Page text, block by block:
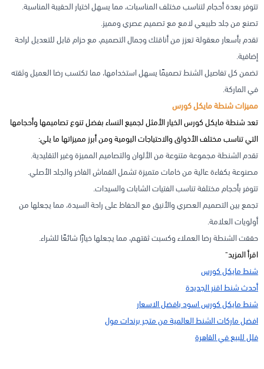
تتوفر بعدة أحجام لتناسب مختلف المناسبات، مما يسهل اختيار الحقيبة المناسبة.
تصنع من جلد طبيعي لامع مع تصميم عصري ومميز.
تقدم بأسعار معقولة تعزز من أناقتك وجمال التصميم، مع حزام قابل للتعديل لراحة
إضافية.
تضمن كل تفاصيل الشنط تصميمًا يسهل استخدامها، مما تكتسب رضا العميل وثقته
في الماركة.
مميزات شنطة مايكل كورس
تعد شنطة مايكل كورس الخيار الأمثل لجميع النساء بفضل تنوع تصاميمها وأحجامها
التي تناسب مختلف الأذواق والاحتياجات اليومية ومن أبرز مميزاتها ما يلي:
تقدم الشنطة مجموعة متنوعة من الألوان والتصاميم المميزة وغير التقليدية.
مصنوعة بكفاءة عالية من خامات متميزة تشمل القماش الفاخر والجلد الأصلي.
تتوفر بأحجام مختلفة تناسب الفتيات الشابات والسيدات.
تجمع بين التصميم العصري والأنيق مع الحفاظ على راحة السيدة، مما يجعلها من
أولويات العلامة.
حققت الشنطة رضا العملاء وكسبت ثقتهم، مما يجعلها خيارًا شائعًا للشراء.
اقرأ المزيد"
شنط مايكل كورس
أحدث شنط اقنر الجديدة
شنط مايكل كورس اسود بافضل الاسعار
افضل ماركات الشنط العالمية من متجر برندات مول
فلل للبيع في القاهرة